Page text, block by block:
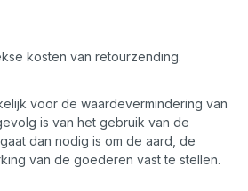
kosten van retourzending.
voor de waardevermindering van
is van het gebruik van de
dan nodig is om de aard, de
van de goederen vast te stellen.